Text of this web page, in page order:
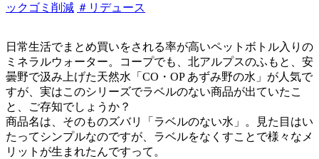
ックゴミ削減 ＃リデュース
日常生活でまとめ買いをされる率が高いペットボトル入りの
ミネラルウォーター。コープでも、北アルプスのふもと、安
曇野で汲み上げた天然水「CO・OP あずみ野の水」が人気で
すが、実はこのシリーズでラベルのない商品が出ていたこ
と、ご存知でしょうか？
商品名は、そのものズバリ「ラベルのない水」。見た目はい
たってシンプルなのですが、ラベルをなくすことで様々なメ
リットが生まれたんですって。